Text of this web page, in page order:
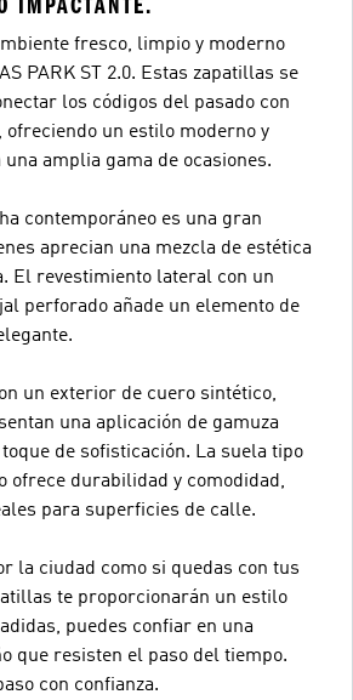
fresco, limpio y moderno
PARK ST 2.0. Estas zapatillas se
los códigos del pasado con
ofreciendo un estilo moderno y
amplia gama de ocasiones.
contemporáneo es una gran
aprecian una mezcla de estética
El revestimiento lateral con un
perforado añade un elemento de
un exterior de cuero sintético,
una aplicación de gamuza
de sofisticación. La suela tipo
ofrece durabilidad y comodidad,
para superficies de calle.
la ciudad como si quedas con tus
te proporcionarán un estilo
puedes confiar en una
que resisten el paso del tiempo.
con confianza.